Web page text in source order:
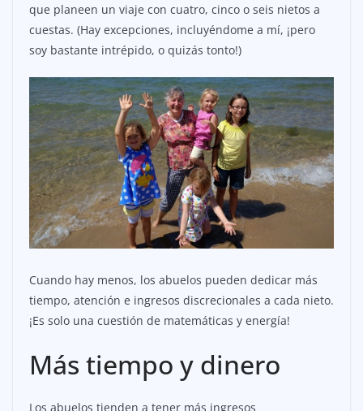
que planeen un viaje con cuatro, cinco o seis nietos a
cuestas. (Hay excepciones, incluyéndome a mí, ¡pero
soy bastante intrépido, o quizás tonto!)
Cuando hay menos, los abuelos pueden dedicar más
tiempo, atención e ingresos discrecionales a cada nieto.
¡Es solo una cuestión de matemáticas y energía!
Más tiempo y dinero
Los abuelos tienden a tener más ingresos